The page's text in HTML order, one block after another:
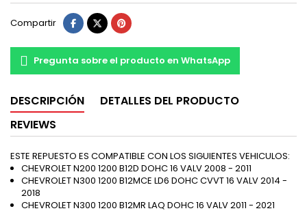
Compartir
Pregunta sobre el producto en WhatsApp
DESCRIPCIÓN
DETALLES DEL PRODUCTO
REVIEWS
ESTE REPUESTO ES COMPATIBLE CON LOS SIGUIENTES VEHICULOS:
CHEVROLET N200 1200 B12D DOHC 16 VALV 2008 - 2011
CHEVROLET N300 1200 B12MCE LD6 DOHC CVVT 16 VALV 2014 -
2018
CHEVROLET N300 1200 B12MR LAQ DOHC 16 VALV 2011 - 2021